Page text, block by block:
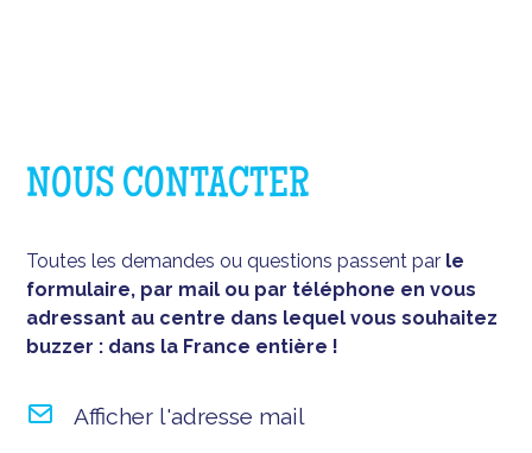
NOUS CONTACTER
Toutes les demandes ou questions passent par le
formulaire, par mail ou par téléphone en vous
adressant au centre dans lequel vous souhaitez
buzzer : dans la France entière !
Afficher l'adresse mail